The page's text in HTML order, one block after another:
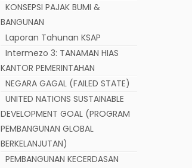
KONSEPSI PAJAK BUMI &
BANGUNAN
Laporan Tahunan KSAP
Intermezo 3: TANAMAN HIAS
KANTOR PEMERINTAHAN
NEGARA GAGAL (FAILED STATE)
UNITED NATIONS SUSTAINABLE
DEVELOPMENT GOAL (PROGRAM
PEMBANGUNAN GLOBAL
BERKELANJUTAN)
PEMBANGUNAN KECERDASAN